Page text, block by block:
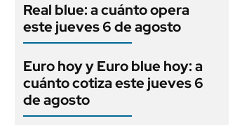
Real blue: a cuánto opera
este jueves 6 de agosto
Euro hoy y Euro blue hoy: a
cuánto cotiza este jueves 6
de agosto